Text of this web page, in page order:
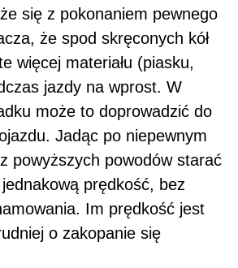
się z pokonaniem pewnego
że spod skręconych kół
więcej materiału (piasku,
jazdy na wprost. W
może to doprowadzić do
Jadąc po niepewnym
powyższych powodów starać
prędkość, bez
Im prędkość jest
o zakopanie się